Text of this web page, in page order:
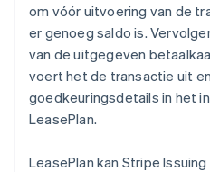
om vóór uitvoering van de
er genoeg saldo is.
van de uitgegeven
voert het de transactie uit
goedkeuringsdetails in het
LeasePlan.
LeasePlan kan Stripe